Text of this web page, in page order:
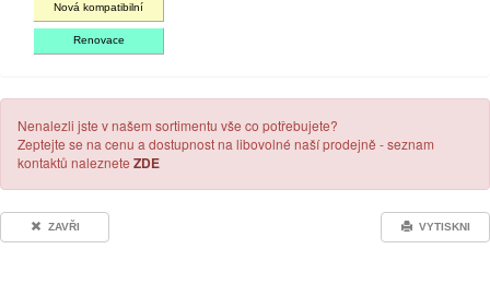
Nová kompatibilní
Renovace
Nenalezli jste v našem sortimentu vše co potřebujete?
Zeptejte se na cenu a dostupnost na libovolné naší prodejně - seznam
kontaktů naleznete ZDE
ZAVŘI VYTISKNI